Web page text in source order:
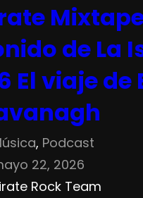
de La
El viaje de
, Podcast
22, 2026
Rock Team